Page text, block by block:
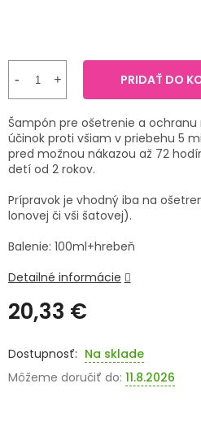
PRÍRODNÉ
LIEKY
VETERINA
SENIORI
ZNAČKY
Prihlásenie
20,33 €
cena:
Na sklade
Môžeme doručiť do: 11.8.2026
PRIDAŤ DO
Šampón pre ošetrenie a ochranu
účinok proti všiam v priebehu 5
pred možnou nákazou až 72
detí od 2 rokov.
Prípravok je vhodný iba na
lonovej či vši šatovej).
Balenie: 100ml+hrebeň
Detailné informácie